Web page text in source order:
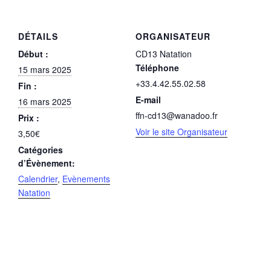
DÉTAILS
Début :
15 mars 2025
Fin :
16 mars 2025
Prix :
3,50€
Catégories
d’Évènement:
Calendrier, Evènements
Natation
ORGANISATEUR
CD13 Natation
Téléphone
+33.4.42.55.02.58
E-mail
ffn-cd13@wanadoo.fr
Voir le site Organisateur